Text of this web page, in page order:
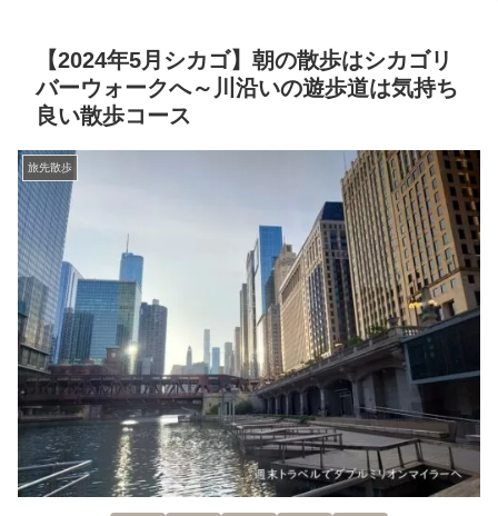
【2024年5月シカゴ】朝の散歩はシカゴリ
バーウォークへ～川沿いの遊歩道は気持ち
良い散歩コース
旅先散歩